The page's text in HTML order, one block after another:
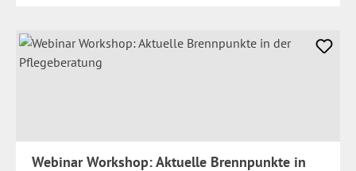
Webinar Workshop: Aktuelle Brennpunkte in